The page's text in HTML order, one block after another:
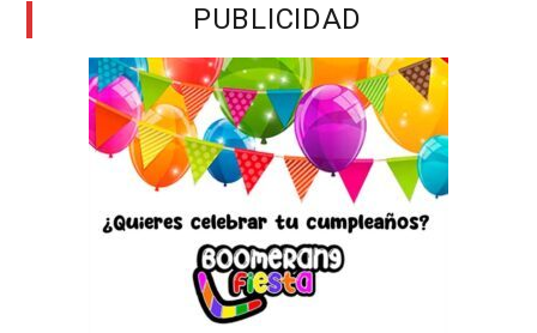
PUBLICIDAD